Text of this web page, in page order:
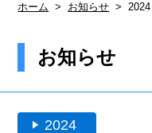
ホーム お知らせ 2024
お知らせ
play_arrow 2024